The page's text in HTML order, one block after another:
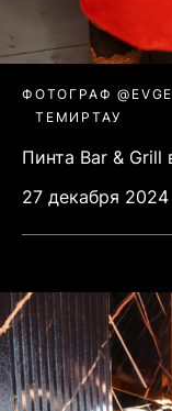
ФОТОГРАФ
ТЕМИРТАУ
Пинта Bar &
27 декабря 2024